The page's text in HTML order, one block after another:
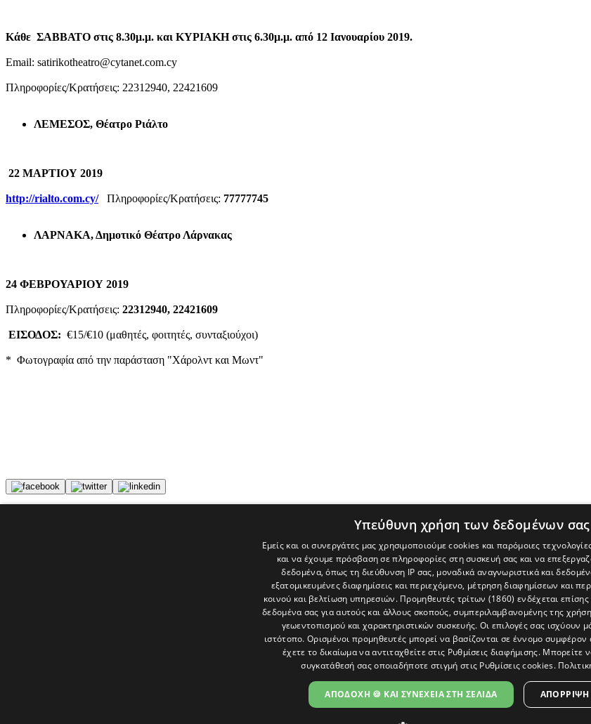
Κάθε ΣΑΒΒΑΤΟ στις 8.30μ.μ. και ΚΥΡΙΑΚΗ στις 6.30μ.μ. από 12 Ιανουαρίου 2019.
Email: satirikotheatro@cytanet.com.cy
Πληροφορίες/Κρατήσεις: 22312940, 22421609
ΛΕΜΕΣΟΣ, Θέατρο Ριάλτο
22 ΜΑΡΤΙΟΥ 2019
http://rialto.com.cy/ Πληροφορίες/Κρατήσεις: 77777745
ΛΑΡΝΑΚΑ, Δημοτικό Θέατρο Λάρνακας
24 ΦΕΒΡΟΥΑΡΙΟΥ 2019
Πληροφορίες/Κρατήσεις: 22312940, 22421609
ΕΙΣΟΔΟΣ: €15/€10 (μαθητές, φοιτητές, συνταξιούχοι)
* Φωτογραφία από την παράσταση "Χάρολντ και Μωντ"
Το «Παράθυρο» είναι το πολιτιστικό ένθετο της εφημερίδας Πολίτης [Κύπρος] και του διαδικτυακού πόρταλ www.politis.com.cy.
και στατικές, κριτικές προσεγγίσεις, λοξές ματιές. Βλέπουμε το δέντρο, δεν χάνουμε το δάσος.
Υπεύθυνη χρήση των δεδομένων σας
Εμείς και οι συνεργάτες μας χρησιμοποιούμε cookies και παρόμοιες
και να έχουμε πρόσβαση σε πληροφορίες στη συσκευή σας και να
δεδομένα, όπως τη διεύθυνση IP σας, μοναδικά αναγνωριστικά και
εξατομικευμένες διαφημίσεις και περιεχόμενο, μέτρηση διαφημίσεων και
κοινού και βελτίωση υπηρεσιών. Προμηθευτές τρίτων (1860) ενδέχεται
δεδομένα σας για αυτούς και άλλους σκοπούς, συμπεριλαμβανομένης της
γεωεντοπισμού και χαρακτηριστικών συσκευής. Οι επιλογές σας ισχύουν
ιστότοπο. Ορισμένοι προμηθευτές μπορεί να βασίζονται σε έννομο συμφέρον
έχετε το δικαίωμα να αντιταχθείτε στις Ρυθμίσεις διαφήμισης. Μπορείτε
συγκατάθεσή σας οποιαδήποτε στιγμή στις Ρυθμίσεις cookies.
ΑΠΟΔΟΧΗ 🍪 ΚΑΙ ΣΥΝΕΧΕΙΑ ΣΤΗ ΣΕΛΙΔΑ